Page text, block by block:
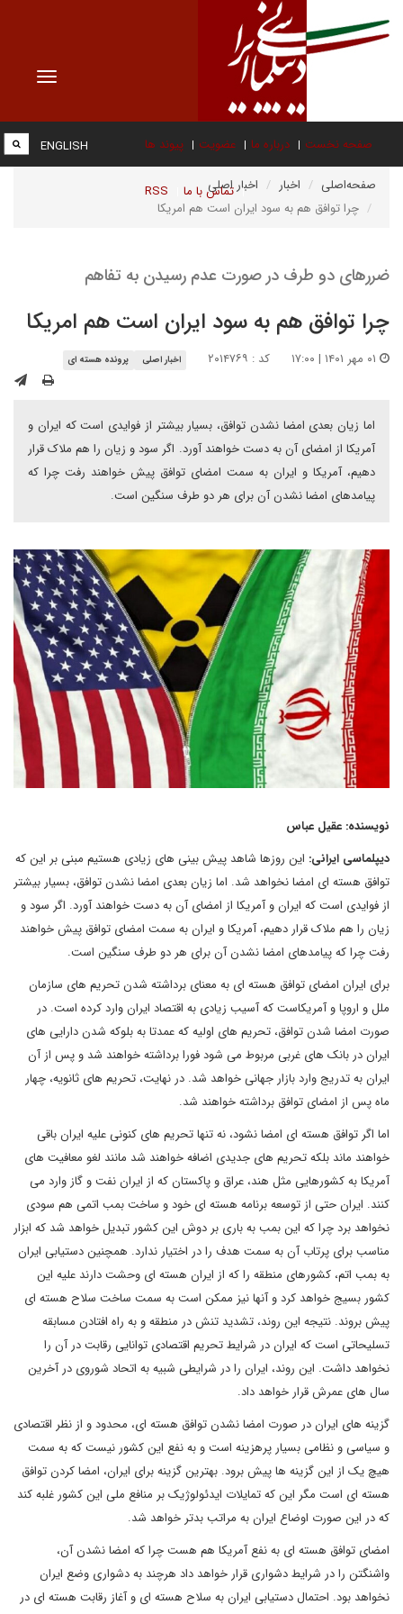
Toggle
صفحه نخست درباره ما عضویت پیوند ها
تماس با ما RSS
ENGLISH
صفحه‌اصلی اخبار
اخبار اصلی
چرا توافق هم به سود ایران است هم امریکا
ضررهای دو طرف در صورت عدم رسیدن به تفاهم
چرا توافق هم به سود ایران است هم امریکا
کد : ۲۰۱۴۷۶۹ اخبار اصلی پرونده هسته ای
اما زیان بعدی امضا نشدن توافق، بسیار بیشتر از فوایدی است که ایران و
آمریکا از امضای آن به دست خواهند آورد. اگر سود و زیان را هم ملاک قرار
دهیم، آمریکا و ایران به سمت امضای توافق پیش خواهند رفت چرا که
پیامدهای امضا نشدن آن برای هر دو طرف سنگین است.
نویسنده: عقیل عباس
دیپلماسی ایرانی: این روزها شاهد پیش بینی های زیادی هستیم مبنی بر این که
توافق هسته ای امضا نخواهد شد. اما زیان بعدی امضا نشدن توافق، بسیار بیشتر
از فوایدی است که ایران و آمریکا از امضای آن به دست خواهند آورد. اگر سود و
زیان را هم ملاک قرار دهیم، آمریکا و ایران به سمت امضای توافق پیش خواهند
رفت چرا که پیامدهای امضا نشدن آن برای هر دو طرف سنگین است.
برای ایران امضای توافق هسته ای به معنای برداشته شدن تحریم های سازمان
ملل و اروپا و آمریکاست که آسیب زیادی به اقتصاد ایران وارد کرده است. در
صورت امضا شدن توافق، تحریم های اولیه که عمدتا به بلوکه شدن دارایی های
ایران در بانک های غربی مربوط می شود فورا برداشته خواهند شد و پس از آن
ایران به تدریج وارد بازار جهانی خواهد شد. در نهایت، تحریم های ثانویه، چهار
ماه پس از امضای توافق برداشته خواهند شد.
اما اگر توافق هسته ای امضا نشود، نه تنها تحریم های کنونی علیه ایران باقی
خواهند ماند بلکه تحریم های جدیدی اضافه خواهند شد مانند لغو معافیت های
آمریکا به کشورهایی مثل هند، عراق و پاکستان که از ایران نفت و گاز وارد می
کنند. ایران حتی از توسعه برنامه هسته ای خود و ساخت بمب اتمی هم سودی
نخواهد برد چرا که این بمب به باری بر دوش این کشور تبدیل خواهد شد که ابزار
مناسب برای پرتاب آن به سمت هدف را در اختیار ندارد. همچنین دستیابی ایران
به بمب اتم، کشورهای منطقه را که از ایران هسته ای وحشت دارند علیه این
کشور بسیج خواهد کرد و آنها نیز ممکن است به سمت ساخت سلاح هسته ای
پیش بروند. نتیجه این روند، تشدید تنش در منطقه و به راه افتادن مسابقه
تسلیحاتی است که ایران در شرایط تحریم اقتصادی توانایی رقابت در آن را
نخواهد داشت. این روند، ایران را در شرایطی شبیه به اتحاد شوروی در آخرین
سال های عمرش قرار خواهد داد.
گزینه های ایران در صورت امضا نشدن توافق هسته ای، محدود و از نظر اقتصادی
و سیاسی و نظامی بسیار پرهزینه است و به نفع این کشور نیست که به سمت
هیچ یک از این گزینه ها پیش برود. بهترین گزینه برای ایران، امضا کردن توافق
هسته ای است مگر این که تمایلات ایدئولوژیک بر منافع ملی این کشور غلبه کند
که در این صورت اوضاع ایران به مراتب بدتر خواهد شد.
امضای توافق هسته ای به نفع آمریکا هم هست چرا که امضا نشدن آن،
واشنگتن را در شرایط دشواری قرار خواهد داد هرچند به دشواری وضع ایران
نخواهد بود. احتمال دستیابی ایران به سلاح هسته ای و آغاز رقابت هسته ای در